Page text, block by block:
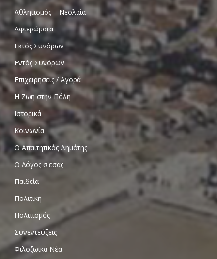
Αθλητισμός – Νεολαία
Αφιερώματα
Εκτός Συνόρων
Εντός Συνόρων
Επιχειρήσεις / Αγορά
Η Ζωή στην Πόλη
Ιστορικά
Κοινωνία
Ο Απαιτητικός Δημότης
Ο Λόγος σ'εσας
Παιδεία
Πολιτική
Πολιτισμός
Συνεντεύξεις
Φιλοζωικά Νέα